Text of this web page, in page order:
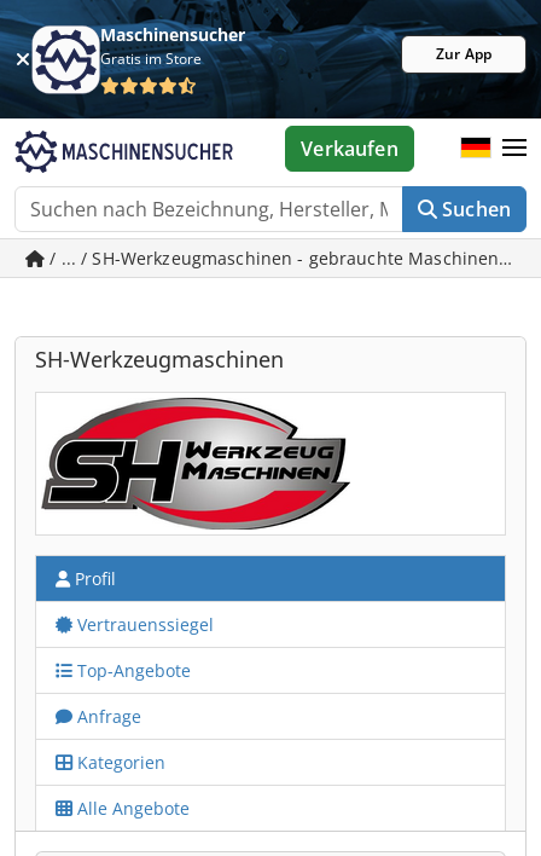
Maschinensucher
Gratis im Store Zur App
Suchen
Verkaufen
/ ... / SH-Werkzeugmaschinen - gebrauchte Maschinen in
SH-Werkzeugmaschinen
Profil
Vertrauenssiegel
Top-Angebote
Anfrage
Kategorien
Alle Angebote